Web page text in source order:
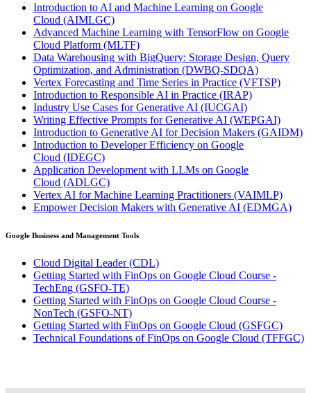
Introduction to AI and Machine Learning on Google
Cloud (AIMLGC)
Advanced Machine Learning with TensorFlow on Google
Cloud Platform (MLTF)
Data Warehousing with BigQuery: Storage Design, Query
Optimization, and Administration (DWBQ-SDQA)
Vertex Forecasting and Time Series in Practice (VFTSP)
Introduction to Responsible AI in Practice (IRAP)
Industry Use Cases for Generative AI (IUCGAI)
Writing Effective Prompts for Generative AI (WEPGAI)
Introduction to Generative AI for Decision Makers (GAIDM)
Introduction to Developer Efficiency on Google
Cloud (IDEGC)
Application Development with LLMs on Google
Cloud (ADLGC)
Vertex AI for Machine Learning Practitioners (VAIMLP)
Empower Decision Makers with Generative AI (EDMGA)
Google Business and Management Tools
Cloud Digital Leader(CDL)
Getting Started with FinOps on Google Cloud Course -
TechEng (GSFO-TE)
Getting Started with FinOps on Google Cloud Course -
NonTech (GSFO-NT)
Getting Started with FinOps on Google Cloud (GSFGC)
Technical Foundations of FinOps on Google Cloud (TFFGC)